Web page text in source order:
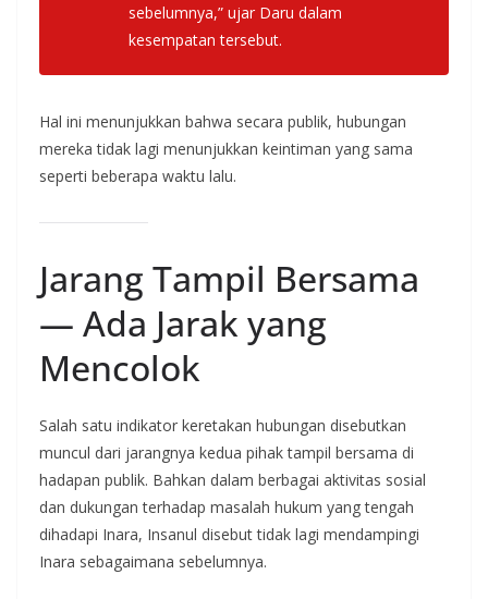
sebelumnya,” ujar Daru dalam
kesempatan tersebut.
Hal ini menunjukkan bahwa secara publik, hubungan
mereka tidak lagi menunjukkan keintiman yang sama
seperti beberapa waktu lalu.
Jarang Tampil Bersama
— Ada Jarak yang
Mencolok
Salah satu indikator keretakan hubungan disebutkan
muncul dari jarangnya kedua pihak tampil bersama di
hadapan publik. Bahkan dalam berbagai aktivitas sosial
dan dukungan terhadap masalah hukum yang tengah
dihadapi Inara, Insanul disebut tidak lagi mendampingi
Inara sebagaimana sebelumnya.